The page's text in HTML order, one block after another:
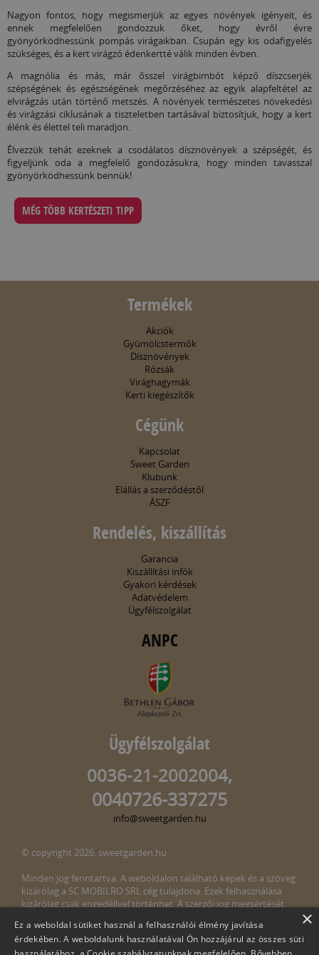
Nagyon fontos, hogy megismerjük az egyes növények igényeit, és
ennek megfelelően gondozzuk őket, hogy évről évre
gyönyörködhessünk pompás virágaikban. Csupán egy kis odafigyelés
szükséges, és a kert virágzó édenkertté válik minden évben.
A magnólia és más, már ősszel virágbimbót képző díszcserjék
szépségének és egészségének megőrzéséhez az egyik alapfeltétel az
elvirágzás után történő metszés. A növények természetes növekedési
és virágzási ciklusának a tiszteletben tartásával biztosítjuk, hogy a kert
élénk és élettel teli maradjon.
Élvezzük tehát ezeknek a csodálatos dísznövények a szépségét, és
figyeljünk oda a megfelelő gondozásukra, hogy minden tavasszal
gyönyörködhessünk bennük!
MÉG TÖBB KERTÉSZETI TIPP
Termékek
Akciók
Gyümölcstermők
Dísznövények
Rózsák
Virághagymák
Kerti kiegészítők
Cégünk
Kapcsolat
Sweet Garden
Klubunk
Elállás a szerződéstől
ÁSZF
Rendelés, kiszállítás
Garancia
Kiszállítási infók
Gyakori kérdések
Adatvédelem
Ügyfélszolgálat
ANPC
Ügyfélszolgálat
0036-21-2002004,
0040726-337275
info@sweetgarden.hu
© copyright 2026. sweetgarden.hu
Minden jog fenntartva. A weboldalon található képek és a szöveg
kizárólag a SC MOBILRO SRL cég tulajdona. Ezek felhasználása
kizárólag csak engedéllyel történhet. A szerzői jog megsértését
megsértését észlelné, kérjük, jelezze ezt felénk a következő e-mail
címen:info@sweetgarden.hu
×
Ez a weboldal sütiket használ a felhasználói élmény javítása
érdekében. A weboldalunk használatával Ön hozzájárul az összes süti